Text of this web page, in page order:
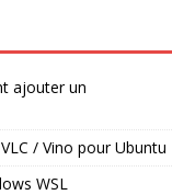
ajouter un
/ Vino pour Ubuntu
WSL